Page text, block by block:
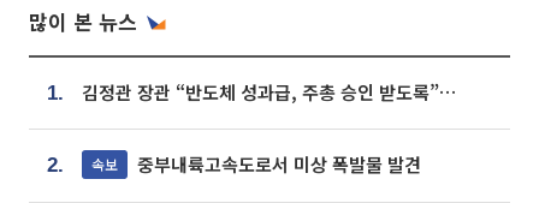
많이 본 뉴스
1. 김정관 장관 “반도체 성과급, 주총 승인 받도록”…상법·자본시장법 개정 시사
2. 속보 중부내륙고속도로서 미상 폭발물 발견